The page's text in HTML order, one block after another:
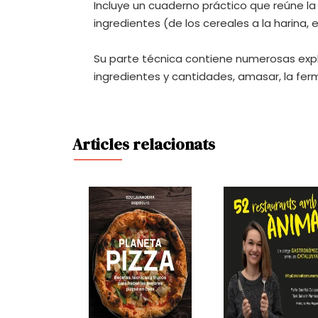
Incluye un cuaderno práctico que reúne
ingredientes (de los cereales a la harina,
Su parte técnica contiene numerosas
ingredientes y cantidades, amasar, la
Articles relacionats